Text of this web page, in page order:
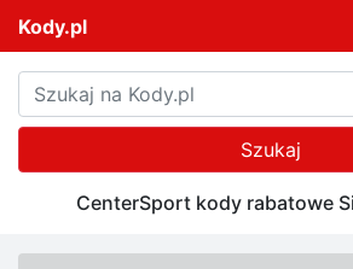
Kody.pl
Szukaj
CenterSport kody rabatowe